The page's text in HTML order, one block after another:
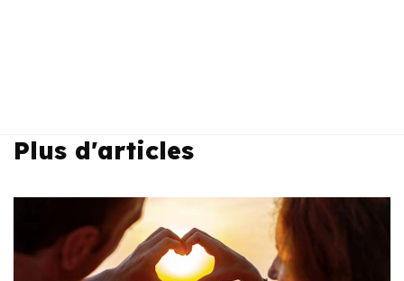
Plus d'articles